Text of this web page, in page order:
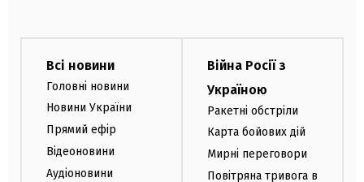
Всі новини
Головні новини
Новини України
Прямий ефір
Відеоновини
Аудіоновини
Війна Росії з
Україною
Ракетні обстріли
Карта бойових дій
Мирні переговори
Повітряна тривога в